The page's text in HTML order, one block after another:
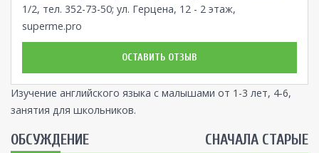
1/2, тел. 352-73-50; ул. Герцена, 12 - 2 этаж,
superme.pro
ОСТАВИТЬ ОТЗЫВ
Изучение английского языка с малышами от 1-3 лет, 4-6,
занятия для школьников.
ОБСУЖДЕНИЕ СНАЧАЛА СТАРЫЕ